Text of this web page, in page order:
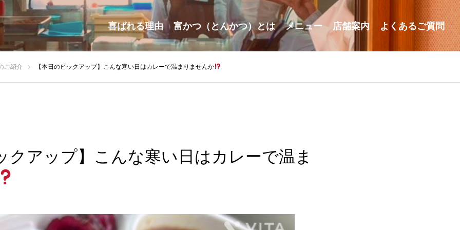
喜ばれる理由 富かつ（とんかつ）とは メニュー 店舗案内 よくあるご質問
ご紹介 【本日のピックアップ】こんな寒い日はカレーで温まりませんか
クアップ】こんな寒い日はカレーで温ま